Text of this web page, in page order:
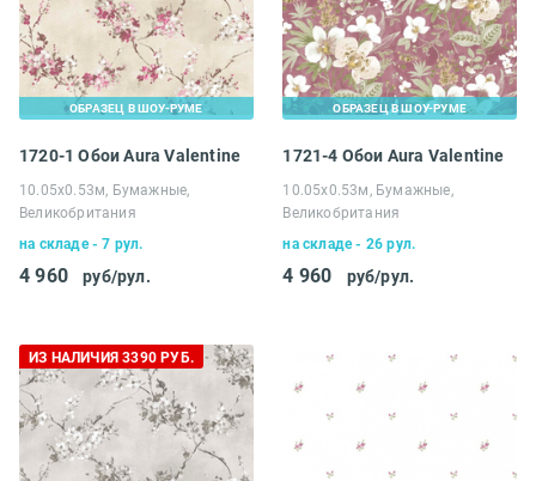
ОБРАЗЕЦ В ШОУ-РУМЕ
1720-1 Обои Aura Valentine
10.05х0.53м, Бумажные,
Великобритания
на складе - 7 рул.
4 960 руб/рул.
ОБРАЗЕЦ В ШОУ-РУМЕ
1721-4 Обои Aura Valentine
10.05х0.53м, Бумажные,
Великобритания
на складе - 26 рул.
4 960 руб/рул.
ИЗ НАЛИЧИЯ 3390 РУБ.